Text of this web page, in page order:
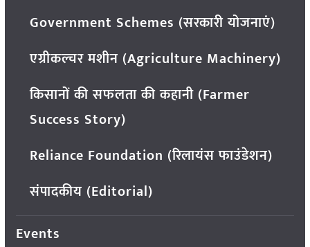
Government Schemes (सरकारी योजनाएं)
एग्रीकल्चर मशीन (Agriculture Machinery)
किसानों की सफलता की कहानी (Farmer
Success Story)
Reliance Foundation (रिलायंस फाउंडेशन)
संपादकीय (Editorial)
Events